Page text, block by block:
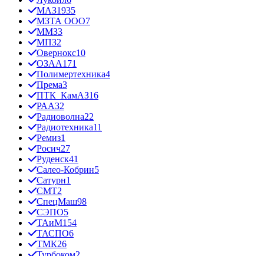
МАЗ1935
МЗТА ООО7
ММЗ3
МПЗ2
Овернокс10
ОЗАА171
Полимертехника4
Према3
ПТК_КамАЗ16
РААЗ2
Радиоволна22
Радиотехника11
Ремиз1
Росич27
Руденск41
Салео-Кобрин5
Сатурн1
СМТ2
СпецМаш98
СЭПО5
ТАиМ154
ТАСПО6
ТМК26